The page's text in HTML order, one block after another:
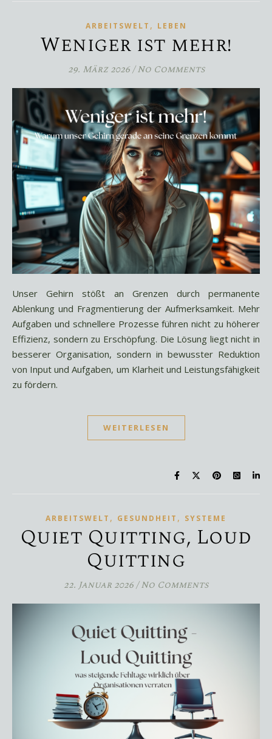
ARBEITSWELT , LEBEN
Weniger ist mehr!
29. März 2026/ No Comments
Unser Gehirn stößt an Grenzen durch permanente
Ablenkung und Fragmentierung der Aufmerksamkeit. Mehr
Aufgaben und schnellere Prozesse führen nicht zu höherer
Effizienz, sondern zu Erschöpfung. Die Lösung liegt nicht in
besserer Organisation, sondern in bewusster Reduktion
von Input und Aufgaben, um Klarheit und Leistungsfähigkeit
zu fördern.
WEITERLESEN
ARBEITSWELT , GESUNDHEIT , SYSTEME
Quiet Quitting, Loud
Quitting
22. Januar 2026/ No Comments